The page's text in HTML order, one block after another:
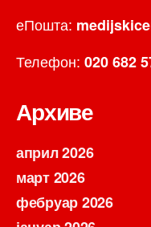
еПошта:
Телефон: 020 682
Архиве
април 2026
март 2026
фебруар 2026